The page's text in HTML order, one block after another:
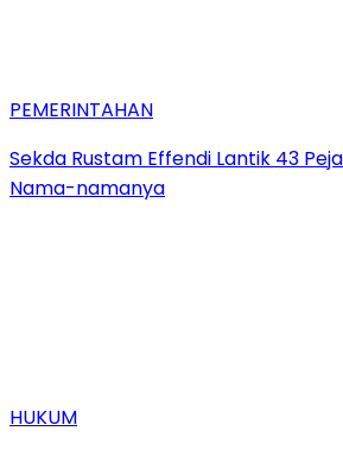
PEMERINTAHAN
Sekda Rustam Effendi Lantik 43
Nama-namanya
HUKUM